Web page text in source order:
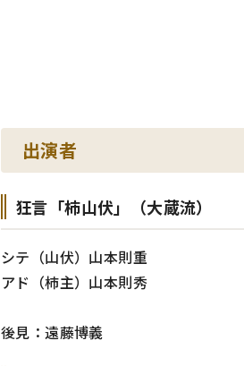
出演者
狂言「柿山伏」（大蔵流）
シテ（山伏）山本則重
アド（柿主）山本則秀
後見：遠藤博義